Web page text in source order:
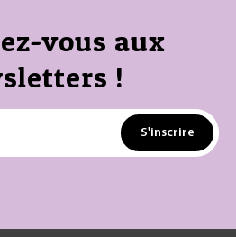
vous aux
!
S'inscrire